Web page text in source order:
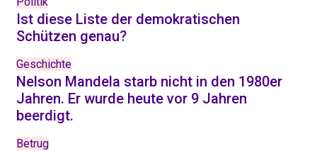
Ist diese Liste der demokratischen
Schützen genau?
Geschichte
Nelson Mandela starb nicht in den 1980er
Jahren. Er wurde heute vor 9 Jahren
beerdigt.
Betrug